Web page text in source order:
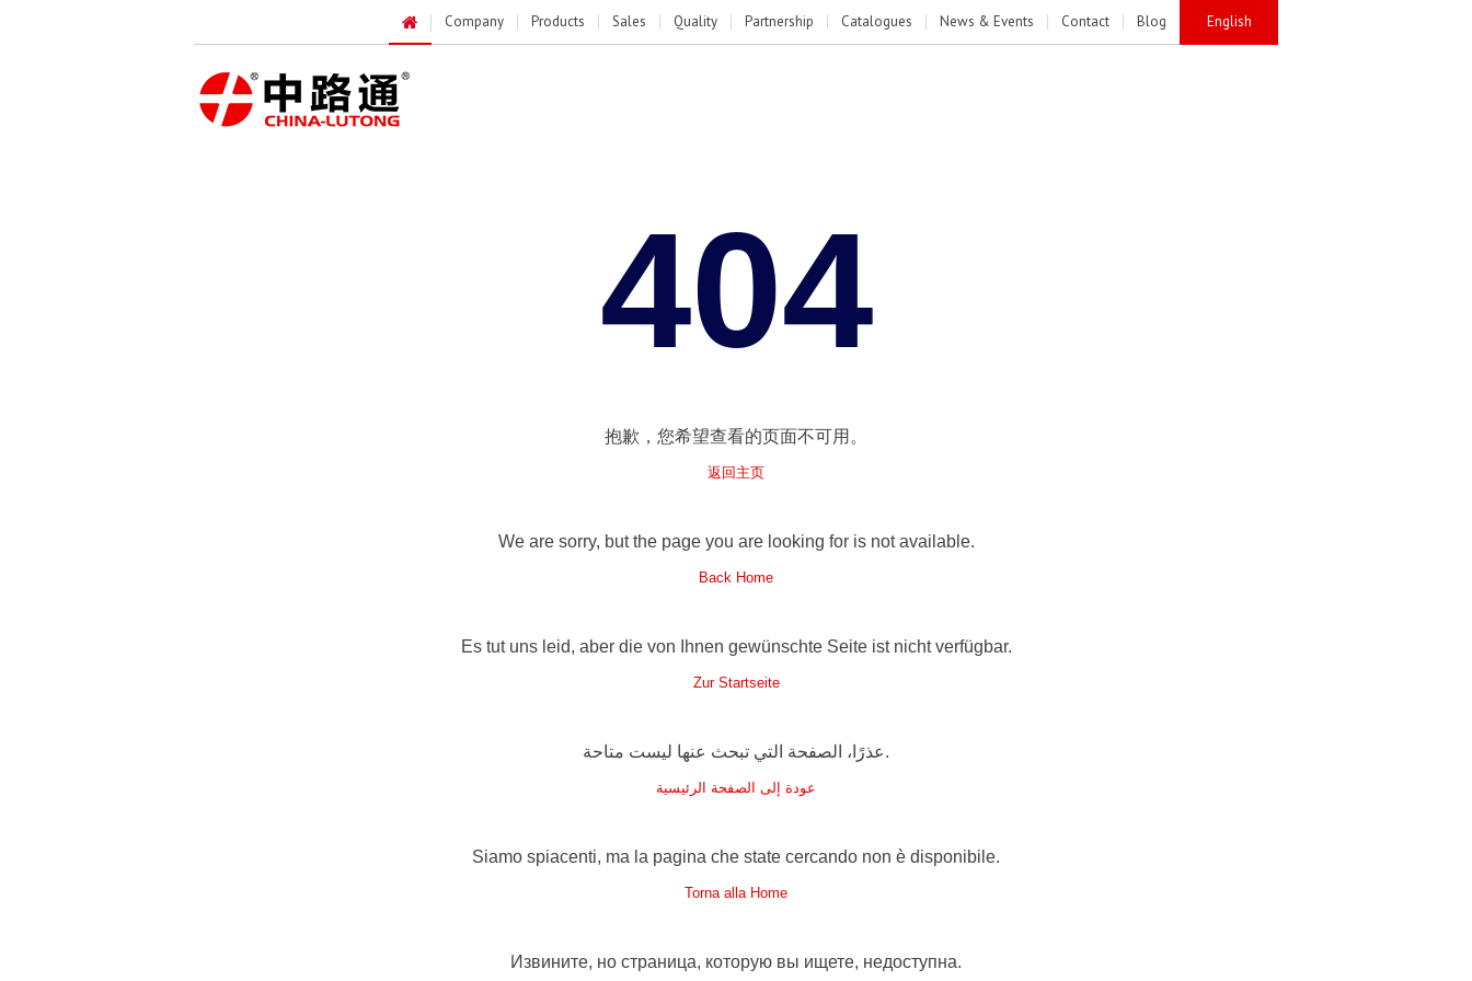
Company Products Sales Quality Partnership Catalogues News & Events Contact Blog English
404
抱歉，您希望查看的页面不可用。
返回主页
We are sorry, but the page you are looking for is not available.
Back Home
Es tut uns leid, aber die von Ihnen gewünschte Seite ist nicht verfügbar.
Zur Startseite
عذرًا، الصفحة التي تبحث عنها ليست متاحة.
عودة إلى الصفحة الرئيسية
Siamo spiacenti, ma la pagina che state cercando non è disponibile.
Torna alla Home
Извините, но страница, которую вы ищете, недоступна.